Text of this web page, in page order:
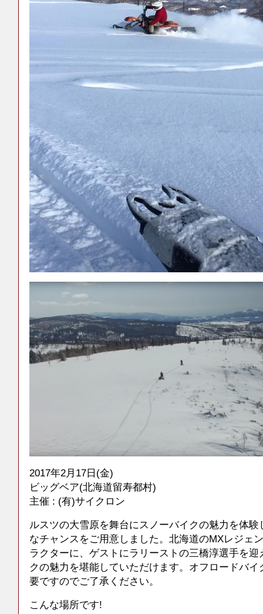
2017年2月17日(金)
ビッグベア(北海道留寿都村)
主催 : (有)サイクロン
ルスツの大雪原を舞台にスノーバイクの魅力を体
なチャンスをご用意しました。北海道のMXレジェ
ラクターに、ゲストにラリーストの三橋淳選手を
クの魅力を堪能していただけます。オフロードバ
要ですのでご了承ください。
こんな場所です!